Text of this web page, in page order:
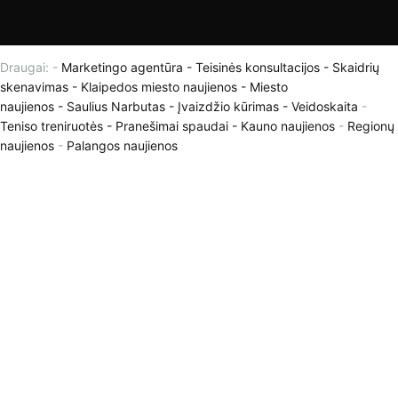
Draugai: - Marketingo agentūra - Teisinės konsultacijos - Skaidrių
skenavimas - Klaipedos miesto naujienos - Miesto
naujienos - Saulius Narbutas - Įvaizdžio kūrimas - Veidoskaita -
Teniso treniruotės - Pranešimai spaudai - Kauno naujienos - Regionų
naujienos - Palangos naujienos